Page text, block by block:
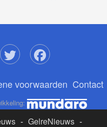
voorwaarden Contact
- GelreNieuws -